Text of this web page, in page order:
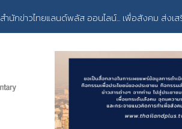
สำนักข่าวไทยแลนด์พลัส ออนไลน์... เพื่อสังคม ส่งเ